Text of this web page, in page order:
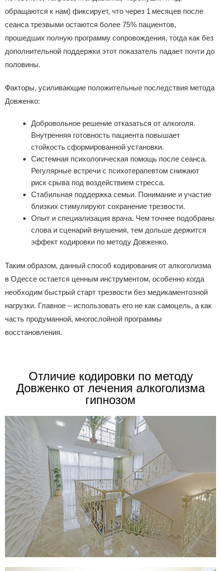
обращаются к нам) фиксирует, что через 1 месяцев после
сеанса трезвыми остаются более 75% пациентов,
прошедших полную программу сопровождения, тогда как без
дополнительной поддержки этот показатель падает почти до
половины.
Факторы, усиливающие положительные последствия метода
Довженко:
Добровольное решение отказаться от алкоголя.
Внутренняя готовность пациента повышает
стойкость сформированной установки.
Системная психологическая помощь после сеанса.
Регулярные встречи с психотерапевтом снижают
риск срыва под воздействием стресса.
Стабильная поддержка семьи. Понимание и участие
близких стимулируют сохранение трезвости.
Опыт и специализация врача. Чем точнее подобраны
слова и сценарий внушения, тем дольше держится
эффект кодировки по методу Довженко.
Таким образом, данный способ кодирования от алкоголизма
в Одессе остается ценным инструментом, особенно когда
необходим быстрый старт трезвости без медикаментозной
нагрузки. Главное – использовать его не как самоцель, а как
часть продуманной, многослойной программы
восстановления.
Отличие кодировки по методу
Довженко от лечения алкоголизма
гипнозом